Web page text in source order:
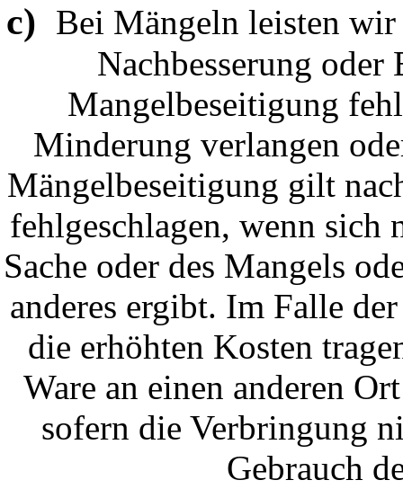
c) Bei Mängeln leisten wir
Nachbesserung
Mangelbeseitigung
Minderung verlangen
Mängelbeseitigung gilt
fehlgeschlagen, wenn sich
Sache oder des Mangels
anderes ergibt. Im Falle
die erhöhten Kosten
Ware an einen anderen
sofern die Verbringung
Gebrauch